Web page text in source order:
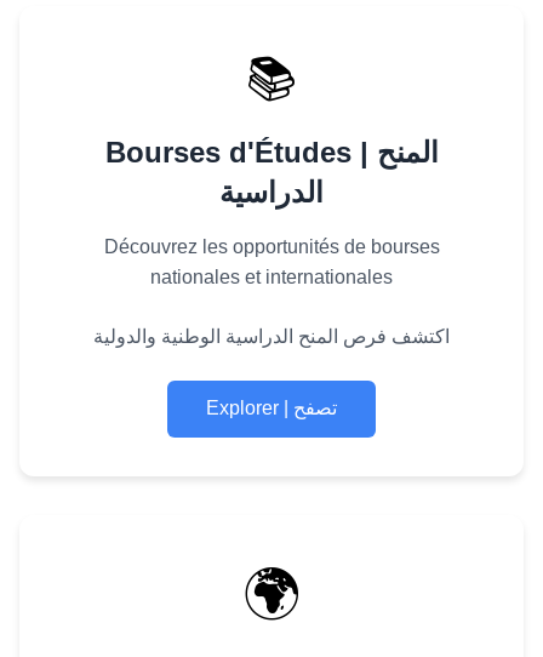
📚
Bourses d'Études | المنح
الدراسية
Découvrez les opportunités de bourses
nationales et internationales
اكتشف فرص المنح الدراسية الوطنية والدولية
Explorer | تصفح
🌍